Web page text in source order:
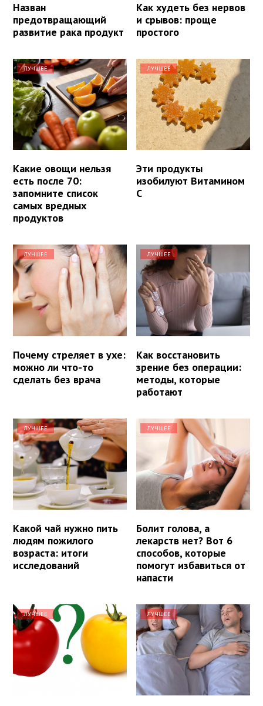
Назван
предотвращающий
развитие рака продукт
Как худеть без нервов
и срывов: проще
простого
ЛУЧШЕЕ
Какие овощи нельзя
есть после 70:
запомните список
самых вредных
продуктов
ЛУЧШЕЕ
Эти продукты
изобилуют Витамином
С
ЛУЧШЕЕ
Почему стреляет в ухе:
можно ли что-то
сделать без врача
ЛУЧШЕЕ
Как восстановить
зрение без операции:
методы, которые
работают
ЛУЧШЕЕ
Какой чай нужно пить
людям пожилого
возраста: итоги
исследований
ЛУЧШЕЕ
Болит голова, а
лекарств нет? Вот 6
способов, которые
помогут избавиться от
напасти
ЛУЧШЕЕ ЛУЧШЕЕ